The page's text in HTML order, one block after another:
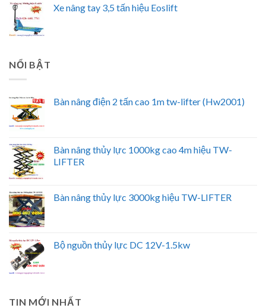
Xe nâng tay 3,5 tấn hiệu Eoslift
NỔI BẬT
Bàn nâng điện 2 tấn cao 1m tw-lifter (Hw2001)
Bàn nâng thủy lực 1000kg cao 4m hiệu TW-
LIFTER
Bàn nâng thủy lực 3000kg hiệu TW-LIFTER
Bộ nguồn thủy lực DC 12V-1.5kw
TIN MỚI NHẤT